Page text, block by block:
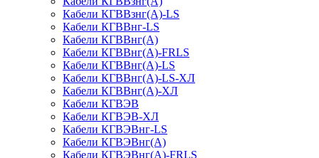
Кабели КГВВзнг(А)-LS
Кабели КГВВнг-LS
Кабели КГВВнг(А)
Кабели КГВВнг(А)-FRLS
Кабели КГВВнг(А)-LS
Кабели КГВВнг(А)-LS-ХЛ
Кабели КГВВнг(А)-ХЛ
Кабели КГВЭВ
Кабели КГВЭВ-ХЛ
Кабели КГВЭВнг-LS
Кабели КГВЭВнг(А)
Кабели КГВЭВнг(А)-FRLS